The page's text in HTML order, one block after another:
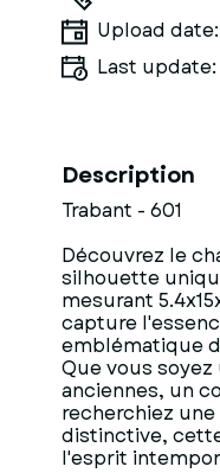
Upload date:
Last update:
Description
Trabant - 601
Découvrez le
silhouette
mesurant
capture
emblématique
Que vous
anciennes, un
recherchiez
distinctive,
l'esprit